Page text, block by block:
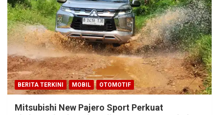
BERITA TERKINI MOBIL OTOMOTIF
Mitsubishi New Pajero Sport Perkuat